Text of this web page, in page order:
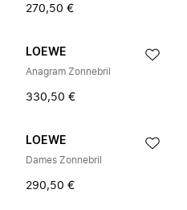
270,50 €
LOEWE
Anagram Zonnebril
330,50 €
LOEWE
Dames Zonnebril
290,50 €